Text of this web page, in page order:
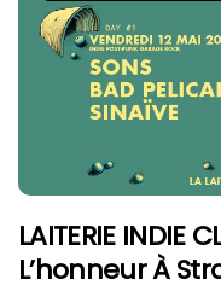
LAITERIE INDIE
L’honneur À